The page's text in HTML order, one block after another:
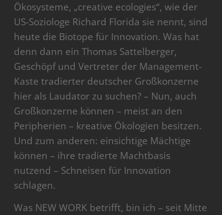
Ökosysteme, „creative ecologies“, wie der
US-Soziologe Richard Florida sie nennt, sind
heute die Biotope für Innovation. Was hat
denn dann ein Thomas Sattelberger,
Geschöpf und Vertreter der Management-
Kaste tradierter deutscher Großkonzerne
hier als Laudator zu suchen? – Nun, auch
Großkonzerne können – meist an den
Peripherien – kreative Ökologien besitzen.
Und zum anderen: einsichtige Mächtige
können – ihre tradierte Machtbasis
nutzend – Schneisen für Innovation
schlagen.
Was NEW WORK betrifft, bin ich – seit Mitte